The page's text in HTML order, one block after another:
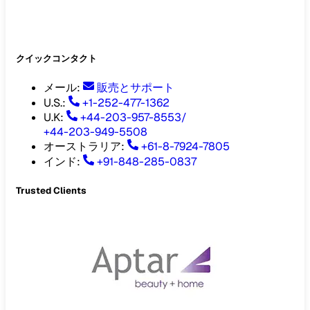
クイックコンタクト
メール:
販売とサポート
U.S.:
+1-252-477-1362
U.K:
+44-203-957-8553/
+44-203-949-5508
オーストラリア:
+61-8-7924-7805
インド: +91-848-285-0837
Trusted Clients